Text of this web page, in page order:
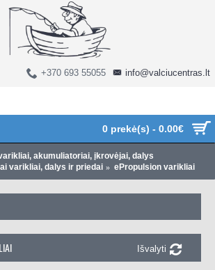
0 prekė(s) - 0.00€
+370 693 55055 info@valciucentras.lt
akumuliatoriai, įkrovėjai, dalys
varikliai, dalys ir priedai
ePropulsion varikliai
Išvalyti